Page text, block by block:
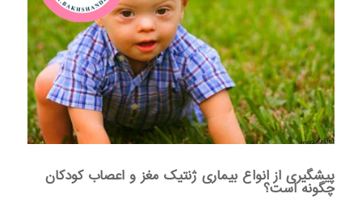
پیشگیری از انواع بیماری ژنتیک مغز و اعصاب کودکان
چگونه است؟